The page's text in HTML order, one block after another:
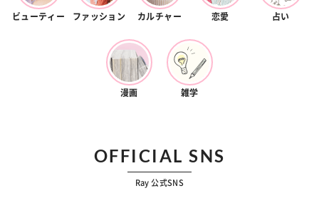
ビューティー ファッション カルチャー 恋愛 占い
漫画 雑学
OFFICIAL SNS
Ray 公式SNS